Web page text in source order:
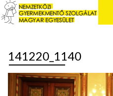
141220_1140